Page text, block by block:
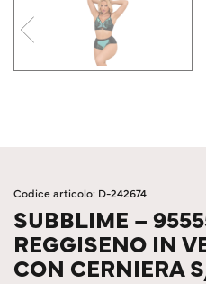
Codice articolo: D-242674
SUBBLIME –
REGGISENO IN
CON CERNIERA